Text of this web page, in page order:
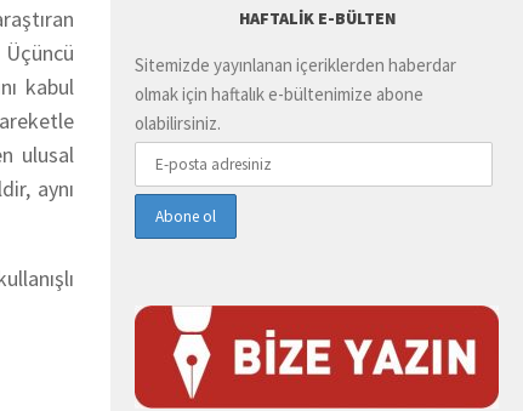
kabul
ulusal
aynı
HAFTALIK E-BÜLTEN
Sitemizde yayınlanan içeriklerden haberdar
olmak için haftalık e-bültenimize abone
olabilirsiniz.